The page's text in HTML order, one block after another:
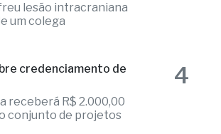
lesão intracraniana
um colega
credenciamento de
receberá R$ 2.000,00
conjunto de projetos
4